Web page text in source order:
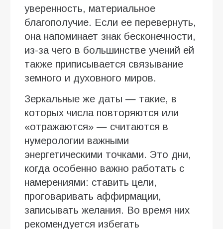
уверенность, материальное
благополучие. Если ее перевернуть,
она напоминает знак бесконечности,
из-за чего в большинстве учений ей
также приписывается связывание
земного и духовного миров.
Зеркальные же даты — такие, в
которых числа повторяются или
«отражаются» — считаются в
нумерологии важными
энергетическими точками. Это дни,
когда особенно важно работать с
намерениями: ставить цели,
проговаривать аффирмации,
записывать желания. Во время них
рекомендуется избегать